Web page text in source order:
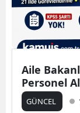
Aile
Personel
GÜNCEL